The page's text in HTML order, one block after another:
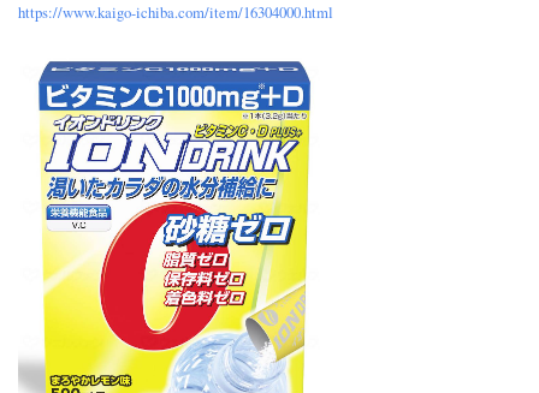
https://www.kaigo-ichiba.com/item/16304000.html